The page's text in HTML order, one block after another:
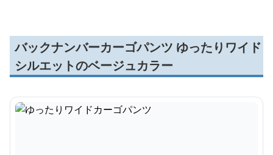
バックナンバーカーゴパンツ ゆったりワイド
シルエットのベージュカラー